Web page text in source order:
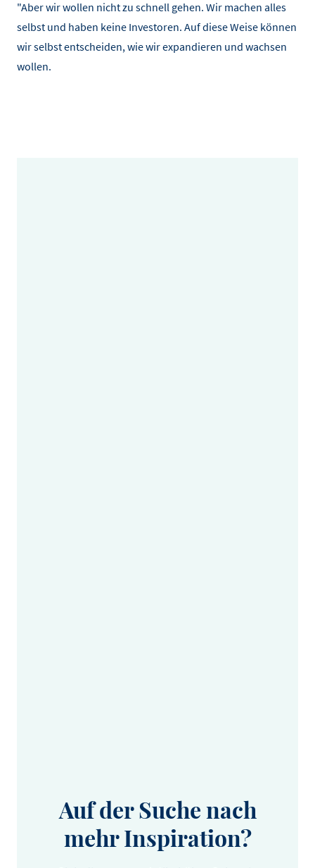
"Aber wir wollen nicht zu schnell gehen. Wir machen alles
selbst und haben keine Investoren. Auf diese Weise können
wir selbst entscheiden, wie wir expandieren und wachsen
wollen.
Auf der Suche nach
mehr Inspiration?